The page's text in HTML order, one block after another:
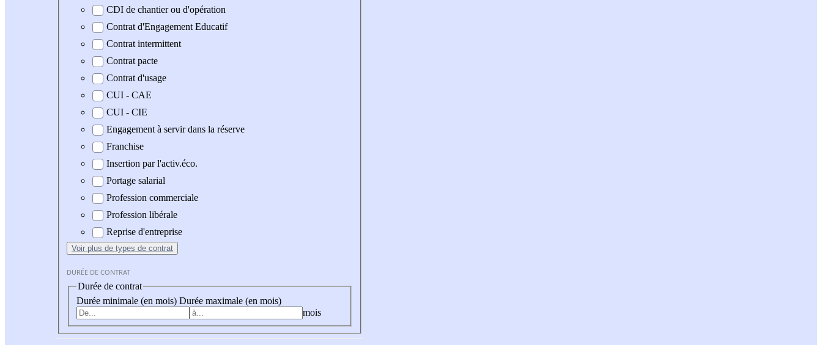
CDI de chantier ou d'opération
Contrat d'Engagement Educatif
Contrat intermittent
Contrat pacte
Contrat d'usage
CUI - CAE
CUI - CIE
Engagement à servir dans la réserve
Franchise
Insertion par l'activ.éco.
Portage salarial
Profession commerciale
Profession libérale
Reprise d'entreprise
Voir plus de types de contrat
DURÉE DE CONTRAT
Durée de contrat
Durée minimale (en mois) Durée maximale (en mois)
mois